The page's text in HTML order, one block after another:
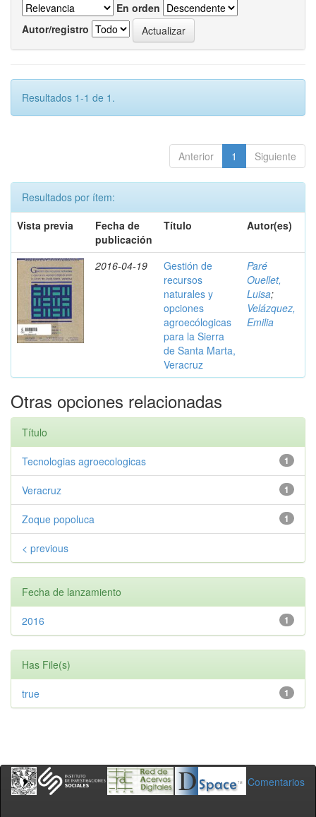
En orden
Autor/registro
Resultados 1-1 de 1.
Anterior 1 Siguiente
Resultados por ítem:
Vista previa
Fecha de
publicación
Título Autor(es)
2016-04-19
Gestión de
recursos
naturales y
opciones
agroecólogicas
para la Sierra
de Santa Marta,
Veracruz
Paré
Ouellet,
Luisa;
Velázquez,
Emilia
Otras opciones relacionadas
Título
1
Tecnologias agroecologicas
1
Veracruz
1
Zoque popoluca
< previous
Fecha de lanzamiento
1
2016
Has File(s)
1
true
Comentarios